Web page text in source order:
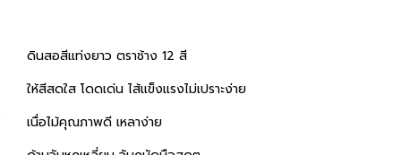
ดินสอสีแท่งยาว ตราช้าง 12 สี
ให้สีสดใส โดดเด่น ไส้แข็งแรงไม่เปราะง่าย
เนื่อไม้คุณภาพดี เหลาง่าย